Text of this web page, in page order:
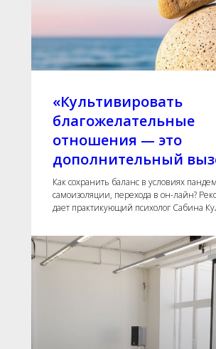
«Культивировать
благожелательные
отношения — это
дополнительный
Как сохранить баланс в условиях
самоизоляции, перехода в он-лайн?
дает практикующий психолог Сабина